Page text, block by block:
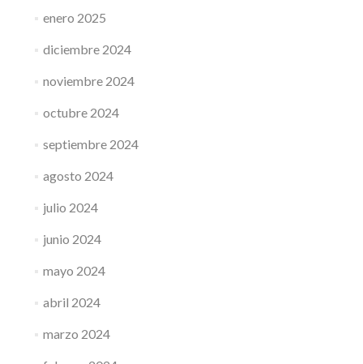
enero 2025
diciembre 2024
noviembre 2024
octubre 2024
septiembre 2024
agosto 2024
julio 2024
junio 2024
mayo 2024
abril 2024
marzo 2024